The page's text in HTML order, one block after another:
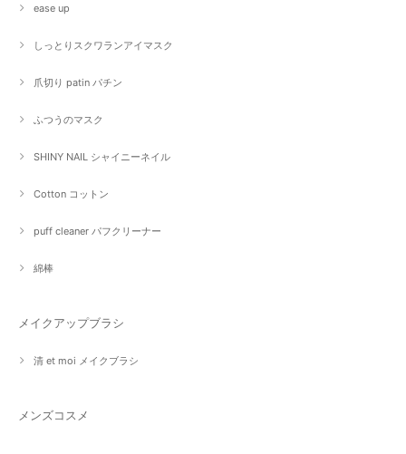
ease up
しっとりスクワランアイマスク
爪切り patin パチン
ふつうのマスク
SHINY NAIL シャイニーネイル
Cotton コットン
puff cleaner パフクリーナー
綿棒
メイクアップブラシ
清 et moi メイクブラシ
メンズコスメ